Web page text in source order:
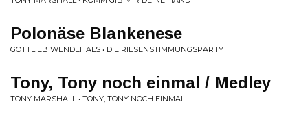
Polonäse Blankenese
GOTTLIEB WENDEHALS • DIE RIESENSTIMMUNGSPARTY
Tony, Tony noch einmal / Medley
TONY MARSHALL • TONY, TONY NOCH EINMAL